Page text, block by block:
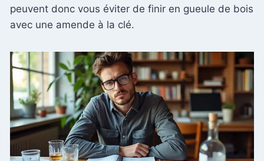
peuvent donc vous éviter de finir en gueule de bois
avec une amende à la clé.